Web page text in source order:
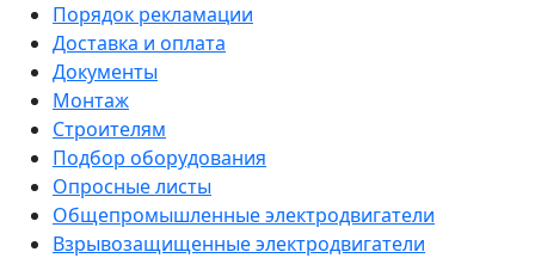
Порядок рекламации
Доставка и оплата
Документы
Монтаж
Строителям
Подбор оборудования
Опросные листы
Общепромышленные электродвигатели
Взрывозащищенные электродвигатели